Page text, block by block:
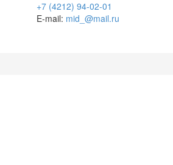
+7 (4212) 94-02-01
E-mail: mid_@mail.ru